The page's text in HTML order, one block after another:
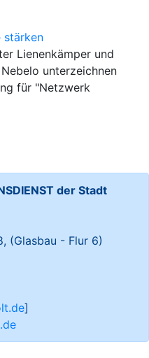
stärken
Lienenkämper und
unterzeichnen
für "Netzwerk
der Stadt
(Glasbau - Flur 6)
]